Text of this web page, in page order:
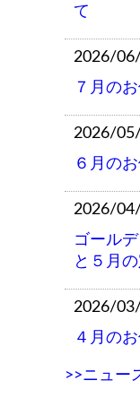
て
2026/
７月の
2026/
６月の
2026/
ゴール
と５月
2026/
４月の
>>ニュー